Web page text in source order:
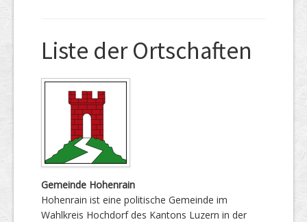
Liste der Ortschaften
Gemeinde Hohenrain
Hohenrain ist eine politische Gemeinde im
Wahlkreis Hochdorf des Kantons Luzern in der